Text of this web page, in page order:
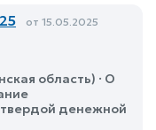
от 15.05.2025
область) · О
денежной